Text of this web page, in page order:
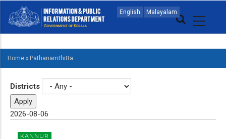
main
English Malayalam
MAIN
NAVIGATION
ENGLISH
BREADCRUMB
Home » Pathanamthitta
Districts
2026-08-06
KANNUR